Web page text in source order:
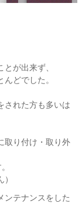
が出来ず、
どでした。
された方も多いは
取り付け・取り外
ンテナンスをした